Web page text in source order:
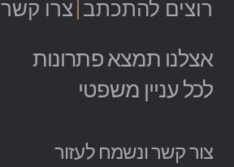
רוצים להתכתב צרו קשר
אצלנו תמצא פתרונות
לכל עניין משפטי
צור קשר ונשמח לעזור